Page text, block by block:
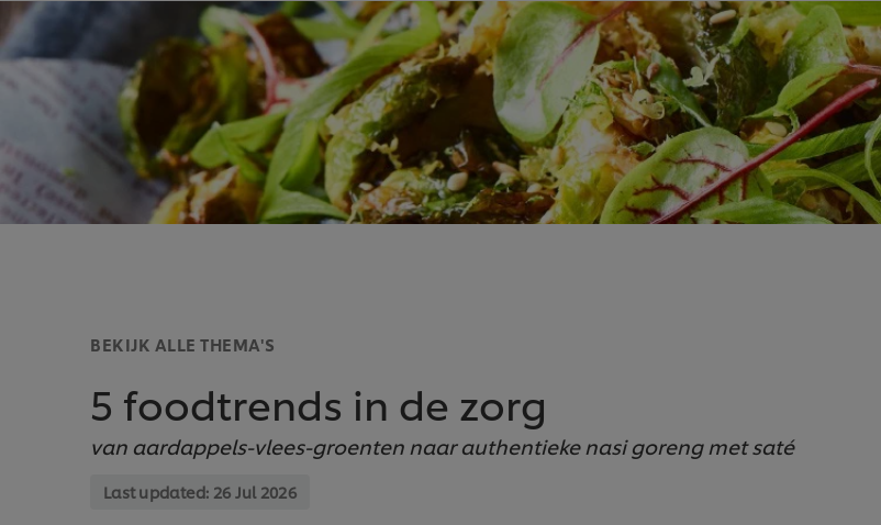
BEKIJK ALLE THEMA'S
5 foodtrends in de zorg
van aardappels-vlees-groenten naar authentieke nasi goreng met saté
Last updated: 26 Jul 2026